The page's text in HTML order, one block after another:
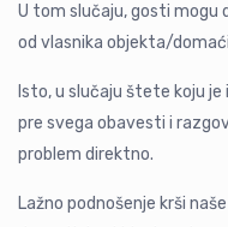
U tom slučaju, gosti mogu
od vlasnika objekta/
Isto, u slučaju štete koju
pre svega obavesti i
problem direktno.
Lažno podnošenje krši